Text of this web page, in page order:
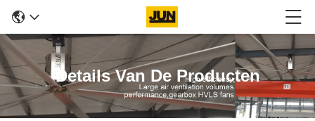
Details Van De Producten